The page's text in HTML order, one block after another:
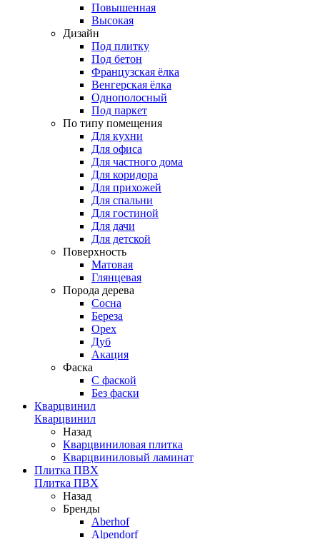
Повышенная
Высокая
Дизайн
Под плитку
Под бетон
Французская ёлка
Венгерская ёлка
Однополосный
Под паркет
По типу помещения
Для кухни
Для офиса
Для частного дома
Для коридора
Для прихожей
Для спальни
Для гостиной
Для дачи
Для детской
Поверхность
Матовая
Глянцевая
Порода дерева
Сосна
Береза
Орех
Дуб
Акация
Фаска
С фаской
Без фаски
Кварцвинил
Кварцвинил
Назад
Кварцвиниловая плитка
Кварцвиниловый ламинат
Плитка ПВХ
Плитка ПВХ
Назад
Бренды
Aberhof
Alpendorf